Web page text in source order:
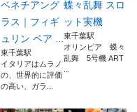
ベネチアング
ラス｜フィギ
ュリン ペア ...
東千葉駅
イタリアはムラノ
の、世界的に評価
の高い、ガラ...
蝶々乱舞 スロ
ット実機
東千葉駅
オリンピア 蝶々
乱舞 5号機 ART